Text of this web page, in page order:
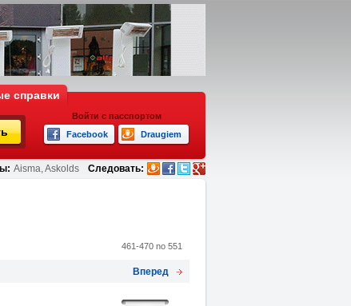
справки
Войти с пасспортом
Facebook
Draugiem
Aisma, Askolds Следовать:
461-470 no 551
Вперед